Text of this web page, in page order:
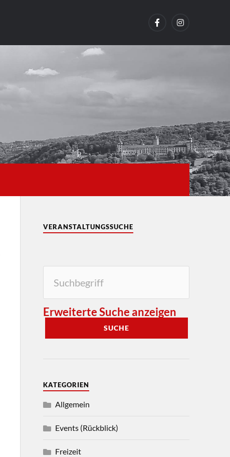
VERANSTALTUNGSSUCHE
Erweiterte Suche anzeigen
SUCHE
KATEGORIEN
Allgemein
Events (Rückblick)
Freizeit